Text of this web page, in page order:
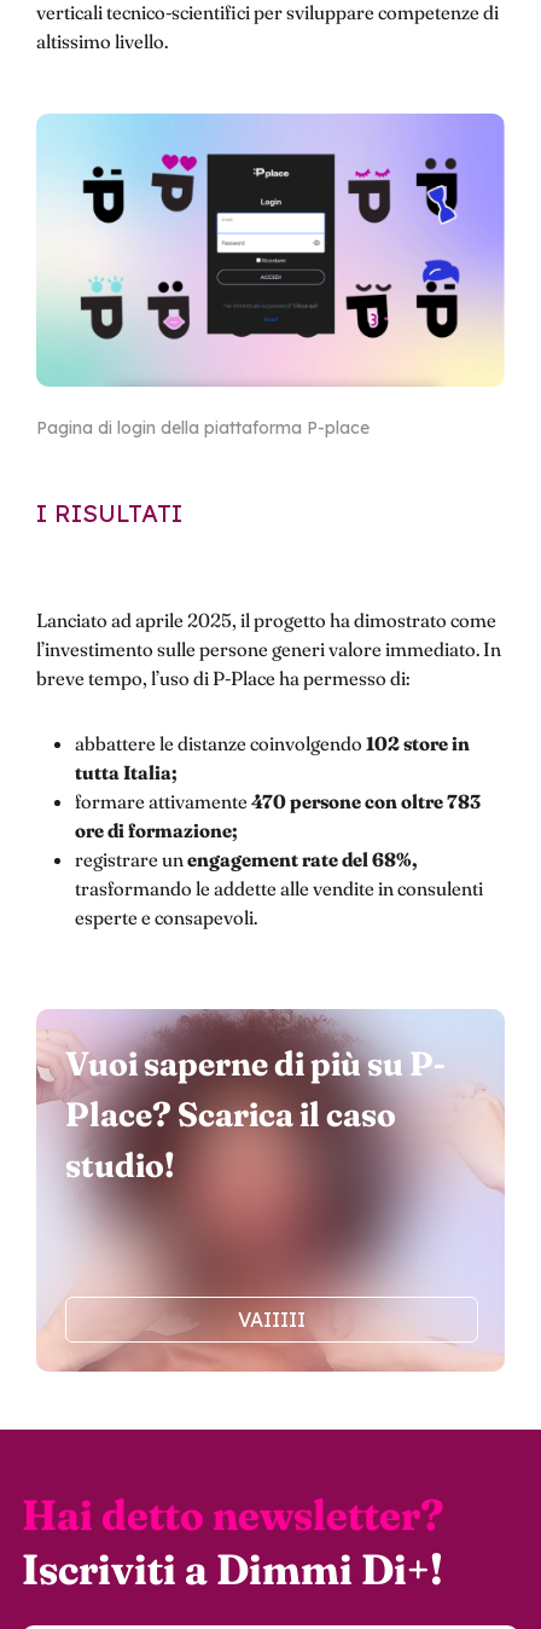
verticali tecnico-scientifici per sviluppare competenze di
altissimo livello.
Pagina di login della piattaforma P-place
I RISULTATI
Lanciato ad aprile 2025, il progetto ha dimostrato come
l’investimento sulle persone generi valore immediato. In
breve tempo, l’uso di P-Place ha permesso di:
abbattere le distanze coinvolgendo 102 store in
tutta Italia;
formare attivamente 470 persone con oltre 783
ore di formazione;
registrare unengagement rate del 68%,
trasformando le addette alle vendite in consulenti
esperte e consapevoli.
Vuoi saperne di più su P-
Place? Scarica il caso
studio!
VAIIIII
Hai detto newsletter?
Iscriviti a Dimmi Di+!